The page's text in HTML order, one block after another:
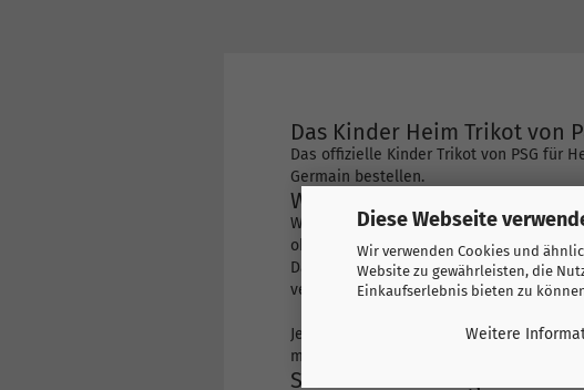
Diese Webseite
Wir verwenden Cookies und
Website zu gewährleisten, die
Einkaufserlebnis bieten zu
Weitere
Das Kinder Heim Trikot von
Das offizielle Kinder Trikot von PSG für
Germain bestellen.
Willst Du das Trikot
Wähle die Option „Druck hinzufügen“
ob der Name eines Stars oder dein
Da wir nur den Originaldruck
verwenden den Druck von PSG!
Je nach Team gibt es bei uns auch die
mannschaftsspezifische Drucke
Schnelle Lieferung -